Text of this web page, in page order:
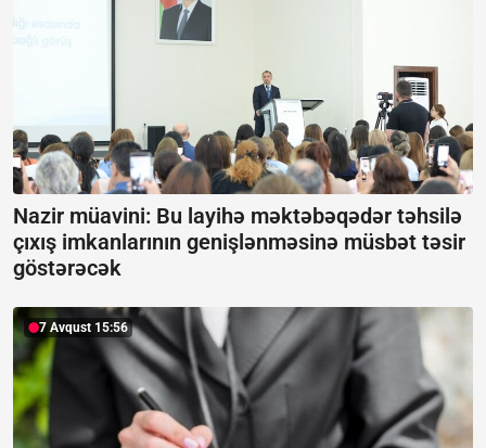
Nazir müavini: Bu layihə məktəbəqədər təhsilə
çıxış imkanlarının genişlənməsinə müsbət təsir
göstərəcək
7 Avqust 15:56